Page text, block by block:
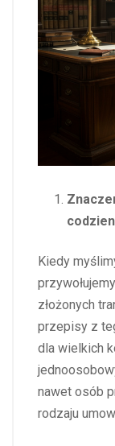
Kiedy
złożonych
przepisy z
dla wielkich
nawet osób
rodzaju